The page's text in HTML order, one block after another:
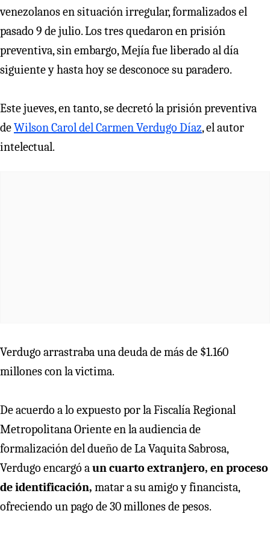
venezolanos en situación irregular, formalizados el
pasado 9 de julio. Los tres quedaron en prisión
preventiva, sin embargo, Mejía fue liberado al día
siguiente y hasta hoy se desconoce su paradero.
Este jueves, en tanto, se decretó la prisión preventiva
deWilson Carol del Carmen Verdugo Díaz, el autor
intelectual.
Verdugo arrastraba una deuda de más de $1.160
millones con la victima.
De acuerdo a lo expuesto por la Fiscalía Regional
Metropolitana Oriente en la audiencia de
formalización del dueño de La Vaquita Sabrosa,
Verdugo encargó aun cuarto extranjero, en proceso
de identificación, matar a su amigo y financista,
ofreciendo un pago de 30 millones de pesos.